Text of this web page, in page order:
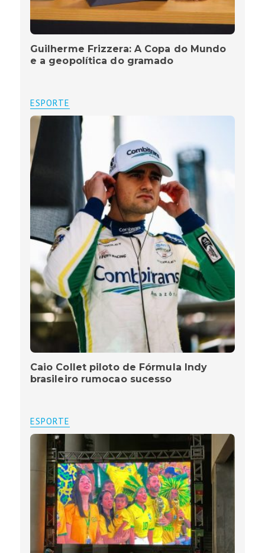
Guilherme Frizzera: A Copa do Mundo
e a geopolítica do gramado
ESPORTE
Caio Collet piloto de Fórmula Indy
brasileiro rumocao sucesso
ESPORTE